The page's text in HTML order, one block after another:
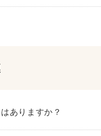
2131
2713
ありますか？